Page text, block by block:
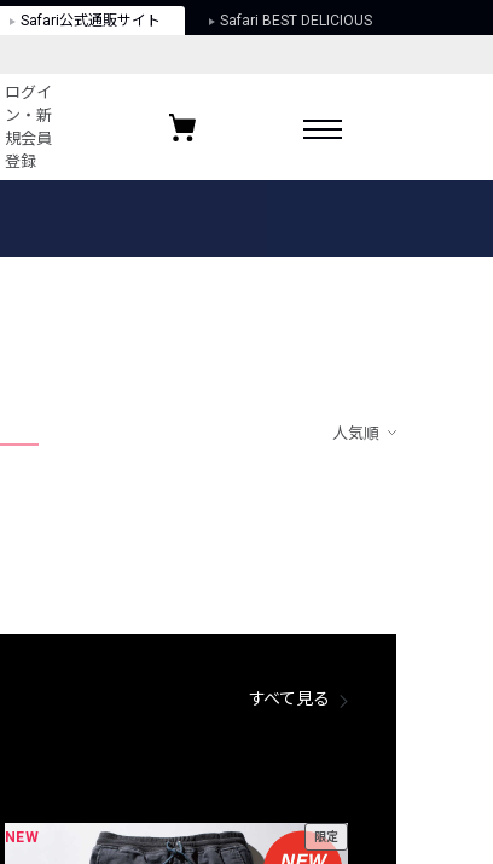
Safari公式通販サイト Safari BEST DELICIOUS
ログイ
ン・新
規会員
登録
お気に入りブランド
人気順
すべて見る
NEW 限定